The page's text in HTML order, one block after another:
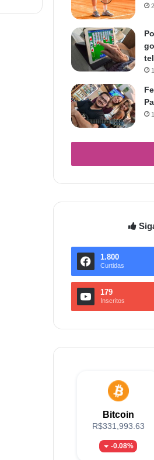
1.800
Curtidas
179
Inscritos
Bitcoin
R$331,993.63
-0.08%